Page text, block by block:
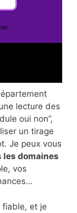
lecture des
oui non”,
un tirage
Je peux vous
les domaines
vos
fiable, et je